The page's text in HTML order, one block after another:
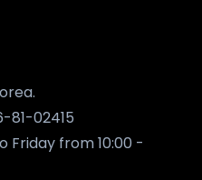
81-02415
Friday from 10:00 -